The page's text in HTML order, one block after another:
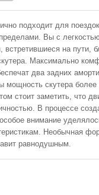
подходит для
Вы с
встретившиеся на пути,
Максимально
два задних
мощность скутера более
стоит заметить, что
В процессе
внимание
Необычная
равнодушным.